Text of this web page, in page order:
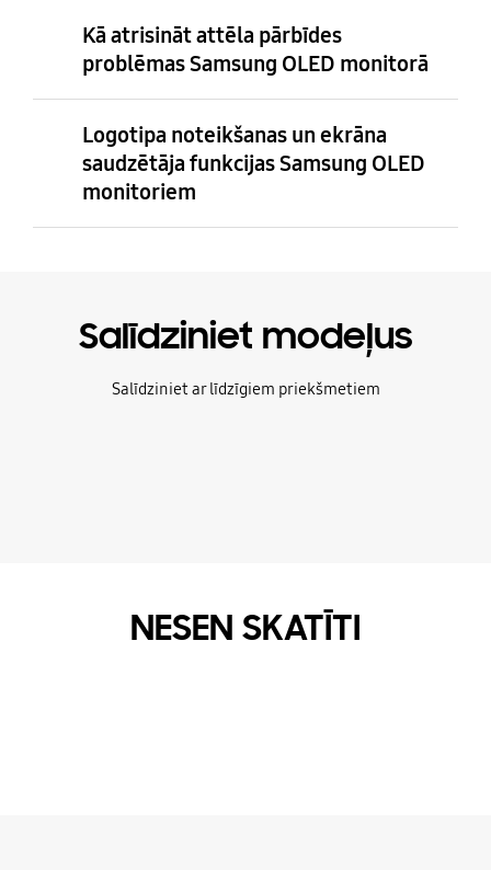
Kā atrisināt attēla pārbīdes
problēmas Samsung OLED monitorā
Logotipa noteikšanas un ekrāna
saudzētāja funkcijas Samsung OLED
monitoriem
Salīdziniet modeļus
Salīdziniet ar līdzīgiem priekšmetiem
NESEN SKATĪTI